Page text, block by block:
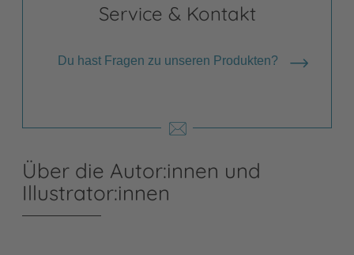
Service & Kontakt
Du hast Fragen zu unseren Produkten?
Über die Autor:innen und
Illustrator:innen